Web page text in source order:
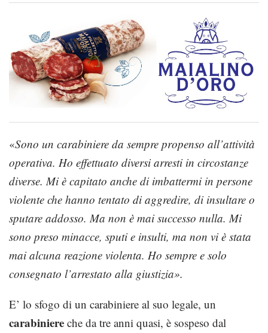
«Sono un carabiniere da sempre propenso all’attività
operativa. Ho effettuato diversi arresti in circostanze
diverse. Mi è capitato anche di imbattermi in persone
violente che hanno tentato di aggredire, di insultare o
sputare addosso. Ma non è mai successo nulla. Mi
sono preso minacce, sputi e insulti, ma non vi è stata
mai alcuna reazione violenta. Ho sempre e solo
consegnato l’arrestato alla giustizia».
E’ lo sfogo di un carabiniere al suo legale, un
carabiniere che da tre anni quasi, è sospeso dal